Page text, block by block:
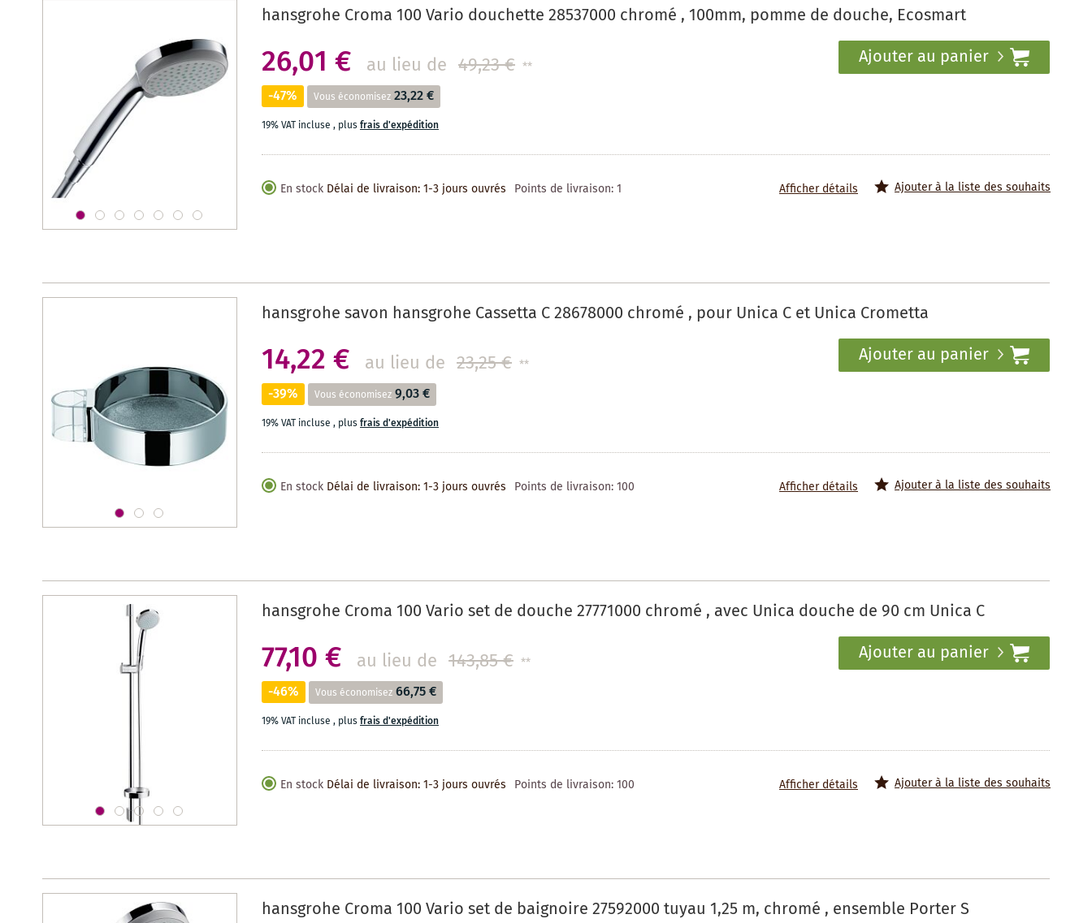
hansgrohe Croma 100 Vario douchette 28537000 chromé , 100mm, pomme de douche, Ecosmart
26,01 € au lieu de 49,23 € **
-47% Vous économisez 23,22 €
19% VAT incluse , plusfrais d'expédition
Ajouter au panier
En stock Délai de livraison: 1-3 jours ouvrés Points de livraison:1 Ajouter à la liste des souhaits
Afficher détails
hansgrohe savon hansgrohe Cassetta C 28678000 chromé , pour Unica C et Unica Crometta
14,22 € au lieu de 23,25 € **
-39% Vous économisez 9,03 €
19% VAT incluse , plusfrais d'expédition
Ajouter au panier
En stock Délai de livraison: 1-3 jours ouvrés Points de livraison:100 Ajouter à la liste des souhaits
Afficher détails
hansgrohe Croma 100 Vario set de douche 27771000 chromé , avec Unica douche de 90 cm Unica C
77,10 € au lieu de 143,85 € **
-46% Vous économisez 66,75 €
19% VAT incluse , plusfrais d'expédition
Ajouter au panier
En stock Délai de livraison: 1-3 jours ouvrés Points de livraison:100 Ajouter à la liste des souhaits
Afficher détails
hansgrohe Croma 100 Vario set de baignoire 27592000 tuyau 1,25 m, chromé , ensemble Porter S